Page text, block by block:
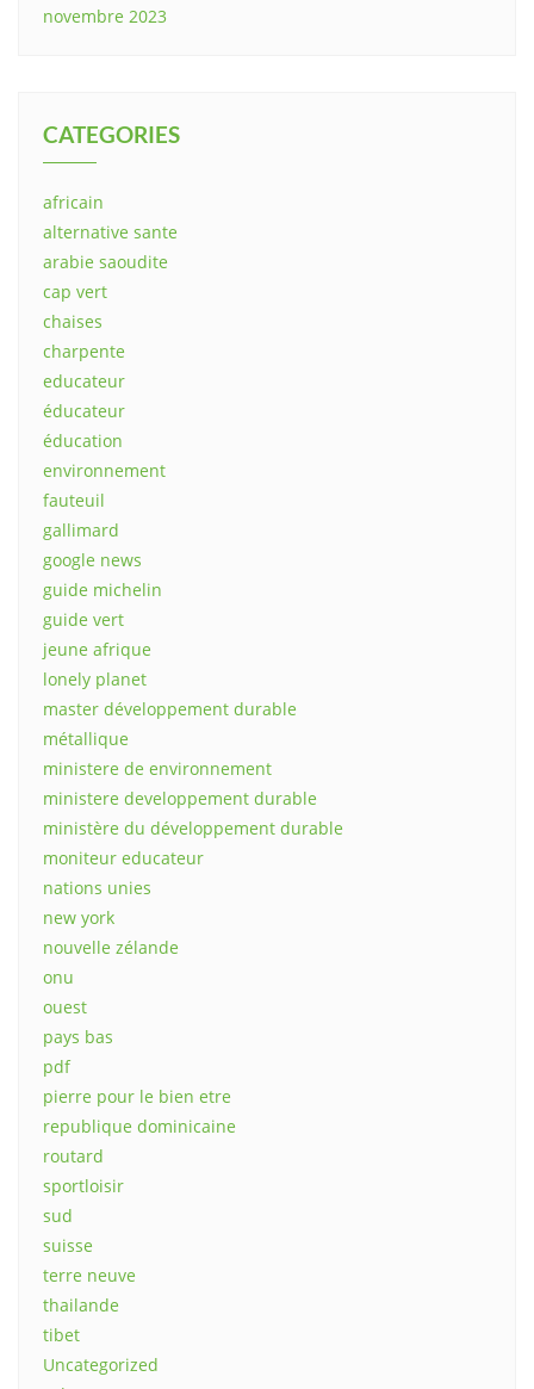
novembre 2023
CATEGORIES
africain
alternative sante
arabie saoudite
cap vert
chaises
charpente
educateur
éducateur
éducation
environnement
fauteuil
gallimard
google news
guide michelin
guide vert
jeune afrique
lonely planet
master développement durable
métallique
ministere de environnement
ministere developpement durable
ministère du développement durable
moniteur educateur
nations unies
new york
nouvelle zélande
onu
ouest
pays bas
pdf
pierre pour le bien etre
republique dominicaine
routard
sportloisir
sud
suisse
terre neuve
thailande
tibet
Uncategorized